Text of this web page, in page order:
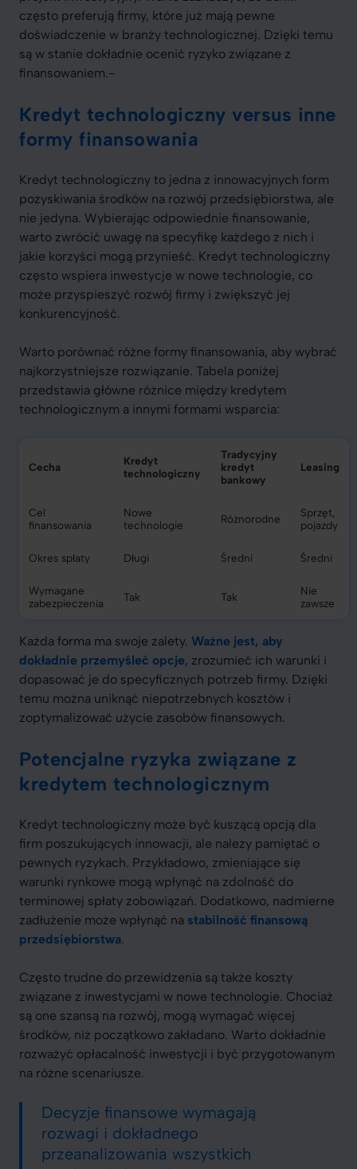
często preferują firmy, które już mają pewne
doświadczenie w branży technologicznej. Dzięki temu
są w stanie dokładnie ocenić ryzyko związane z
finansowaniem.-
Kredyt technologiczny versus inne
formy finansowania
Kredyt technologiczny to jedna z innowacyjnych form
pozyskiwania środków na rozwój przedsiębiorstwa, ale
nie jedyna. Wybierając odpowiednie finansowanie,
warto zwrócić uwagę na specyfikę każdego z nich i
jakie korzyści mogą przynieść. Kredyt technologiczny
często wspiera inwestycje w nowe technologie, co
może przyspieszyć rozwój firmy i zwiększyć jej
konkurencyjność.
Warto porównać różne formy finansowania, aby wybrać
najkorzystniejsze rozwiązanie. Tabela poniżej
przedstawia główne różnice między kredytem
technologicznym a innymi formami wsparcia:
Cecha
Kredyt
technologiczny
Tradycyjny
kredyt
bankowy
Leasing
Cel
finansowania
Nowe
technologie
Różnorodne
Sprzęt,
pojazdy
Okres spłaty Długi Średni Średni
Wymagane
zabezpieczenia
Tak Tak
Nie
zawsze
Każda forma ma swoje zalety. Ważne jest, aby
dokładnie przemyśleć opcje, zrozumieć ich warunki i
dopasować je do specyficznych potrzeb firmy. Dzięki
temu można uniknąć niepotrzebnych kosztów i
zoptymalizować użycie zasobów finansowych.
Potencjalne ryzyka związane z
kredytem technologicznym
Kredyt technologiczny może być kuszącą opcją dla
firm poszukujących innowacji, ale należy pamiętać o
pewnych ryzykach. Przykładowo, zmieniające się
warunki rynkowe mogą wpłynąć na zdolność do
terminowej spłaty zobowiązań. Dodatkowo, nadmierne
zadłużenie może wpłynąć na stabilność finansową
przedsiębiorstwa.
Często trudne do przewidzenia są także koszty
związane z inwestycjami w nowe technologie. Chociaż
są one szansą na rozwój, mogą wymagać więcej
środków, niż początkowo zakładano. Warto dokładnie
rozważyć opłacalność inwestycji i być przygotowanym
na różne scenariusze.
Decyzje finansowe wymagają
rozwagi i dokładnego
przeanalizowania wszystkich